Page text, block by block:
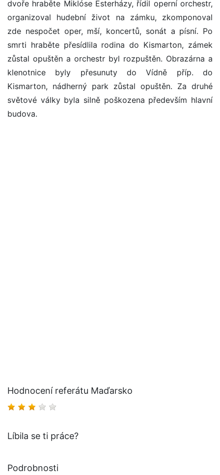
dvoře hraběte Miklóse Esterházy, řídil operní orchestr,
organizoval hudební život na zámku, zkomponoval
zde nespočet oper, mší, koncertů, sonát a písní. Po
smrti hraběte přesídlila rodina do Kismarton, zámek
zůstal opuštěn a orchestr byl rozpuštěn. Obrazárna a
klenotnice byly přesunuty do Vídně příp. do
Kismarton, nádherný park zůstal opuštěn. Za druhé
světové války byla silně poškozena především hlavní
budova.
Hodnocení referátu Maďarsko
Líbila se ti práce?
Podrobnosti